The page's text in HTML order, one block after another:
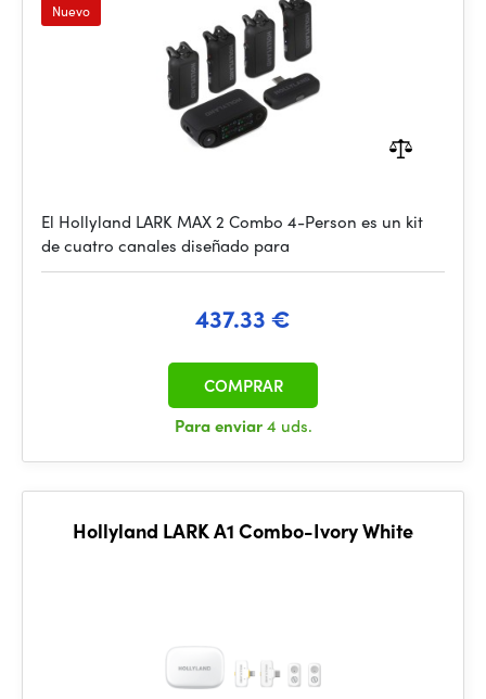
Nuevo
El Hollyland LARK MAX 2 Combo 4-Person es un kit
de cuatro canales diseñado para
437.33 €
Para enviar4 uds.
COMPRAR
Hollyland LARK A1 Combo-Ivory White